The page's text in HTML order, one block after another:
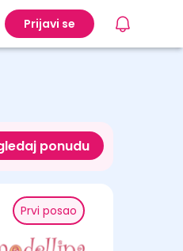
Prijavi se
ponudu
Prvi posao